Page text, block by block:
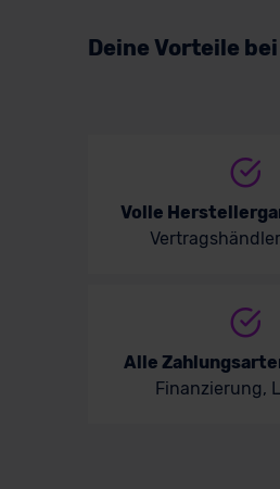
Volvo
Deine Vorteile
Volle
Alle
Finanzierung,